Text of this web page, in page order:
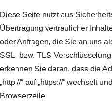
Diese Seite nutzt aus
Übertragung vertraulicher
oder Anfragen, die Sie an uns
SSL- bzw. TLS-
erkennen Sie daran, dass die
„http://“ auf „https://“ wechselt
Browserzeile.